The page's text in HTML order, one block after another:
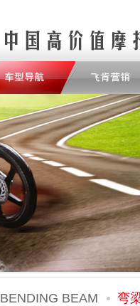
BENDING BEAM 弯